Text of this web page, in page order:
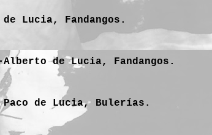
Lucia, Fandangos.
Alberto de Lucia, Fandangos.
de Lucia, Bulerías.